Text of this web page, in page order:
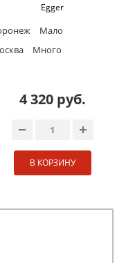
Egger
Мало
Много
4 320 руб.
В КОРЗИНУ